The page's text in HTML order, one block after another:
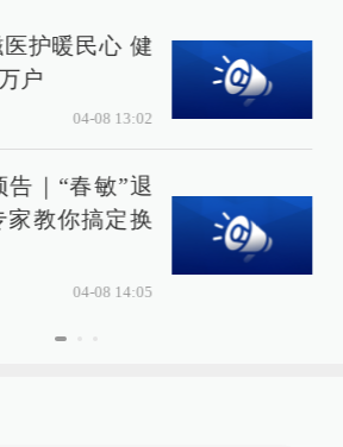
护暖民心 健
户
04-08 13:02
｜“春敏”退
家教你搞定换
04-08 14:05